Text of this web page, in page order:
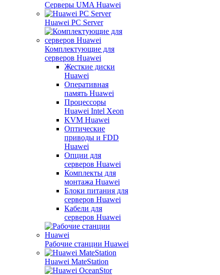
Серверы UMA Huawei
Huawei PC Server
Комплектующие для
серверов Huawei
Жесткие диски
Huawei
Оперативная
память Huawei
Процессоры
Huawei Intel Xeon
KVM Huawei
Оптические
приводы и FDD
Huawei
Опции для
серверов Huawei
Комплекты для
монтажа Huawei
Блоки питания для
серверов Huawei
Кабели для
серверов Huawei
Рабочие станции Huawei
Huawei MateStation